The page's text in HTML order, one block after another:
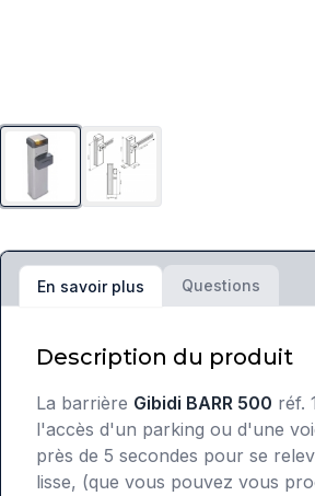
En savoir plus Questions
Description du produit
La barrière Gibidi BARR 500 réf.
l'accès d'un parking ou d'une
près de 5 secondes pour se
lisse, (que vous pouvez vous